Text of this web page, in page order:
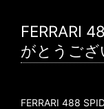
FERRARI
がとうござ
FERRARI 488